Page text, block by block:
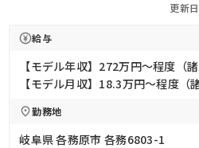
更新
給与
【モデル年収】272万円〜程度（
【モデル月収】18.3万円〜程度（
勤務地
岐阜県 各務原市 各務6803-1